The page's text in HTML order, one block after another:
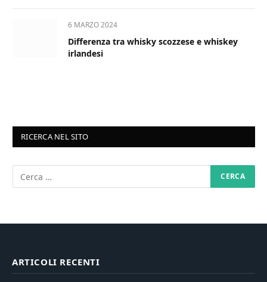
6 MARZO 2024
Differenza tra whisky scozzese e whiskey
irlandesi
RICERCA NEL SITO
ARTICOLI RECENTI